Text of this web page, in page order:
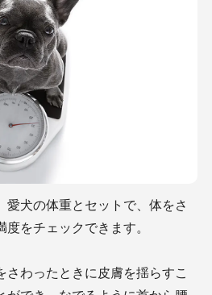
愛犬の体重とセットで、体をさ
をチェックできます。
さわったときに皮膚を揺らすこ